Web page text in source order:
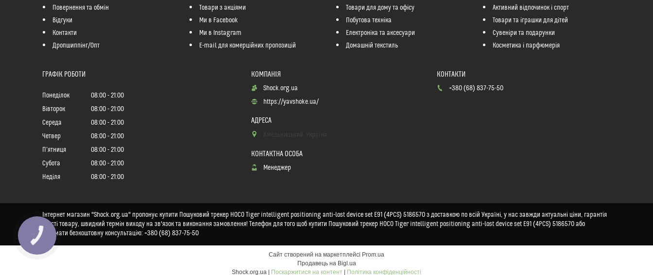
Повернення та обмін
Відгуки
Контакти
Дропшиппінг/Опт
Товари з акціями
Ми в Facebook
Ми в Instagram
E-mail для комерційних пропозицій
Товари для дому та офісу
Побутова техніка
Електроніка та аксесуари
Домашній текстиль
Активний відпочинок і спорт
Товари та іграшки для дітей
Сувеніри та подарунки
Косметика і парфюмерія
ГРАФІК РОБОТИ
Понеділок 08:00
21:00
Вівторок
08:00
21:00
Середа
08:00
21:00
Четвер
08:00
21:00
Пʼятниця
08:00
21:00
Субота
08:00
21:00
Неділя
08:00 21:00
Shock.org.ua
https://yavshoke.ua/
Менеджер
+380 (68) 837-75-50
Інтернет магазин "Shock.org.ua" пропонує купити Пошуковий трекер HOCO Tiger intelligent positioning anti-lost device set E91 (4PCS) 5186570 з доставкою по всій Україні, у нас завжди актуальні ціни, гарантія
якості товару, швидкий термін виходу на зв'язок та виконання замовлення! Телефон для того щоб купити Пошуковий трекер HOCO Tiger intelligent positioning anti-lost device set E91 (4PCS) 5186570 або
отримати безкоштовну консультацію: +380 (68) 837-75-50
Сайт створений на маркетплейсі Prom.ua
Продавець на Bigl.ua
Поскаржитися на контент Політика конфіденційності
КНОПКА
ЗВ'ЯЗКУ